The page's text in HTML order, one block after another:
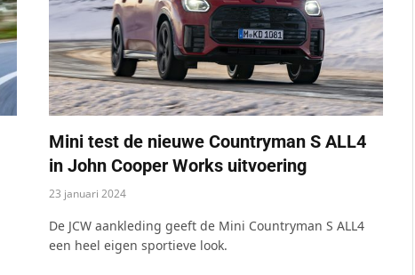
Mini test de nieuwe Countryman S ALL4
in John Cooper Works uitvoering
23 januari 2024
De JCW aankleding geeft de Mini Countryman S ALL4
een heel eigen sportieve look.